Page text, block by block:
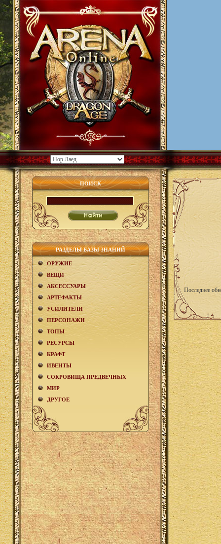
ПОИСК
РАЗДЕЛЫ БАЗЫ ЗНАНИЙ
ОРУЖИЕ
ВЕЩИ
АКCЕСCУАРЫ
АРТЕФАКТЫ
УСИЛИТЕЛИ
ПЕРСОНАЖИ
ТОПЫ
РЕСУРСЫ
КРАФТ
ИВЕНТЫ
СОКРОВИЩА ПРЕДВЕЧНЫХ
МИР
ДРУГОЕ
Последнее